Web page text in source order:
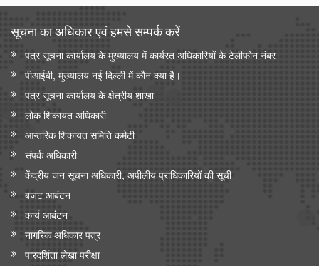
सूचना का अधिकार एवं हमसे सम्‍पर्क करें
पत्र सूचना कार्यालय के मुख्यालय में कार्यरत अधिकारियों के टेलीफोन नंबर
पीआईबी, मुख्यालय नई दिल्ली में कौन क्या है।
पत्र सूचना कार्यालय के क्षेत्रीय शाखा
लोक शिकायत अधिकारी
आन्‍तरिक शिकायत समिति कमेटी
संपर्क अधिकारी
केंद्रीय जन सूचना अधिकारी, अपीलीय प्राधिकारियों की सूची
बजट आबंटन
कार्य आबंटन
नागरिक अधिकार पत्र
पारदर्शिता लेखा परीक्षा